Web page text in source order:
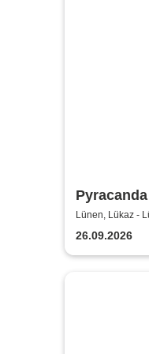
Lünen, Lükaz -
Aktionszentrum
26.09.2026